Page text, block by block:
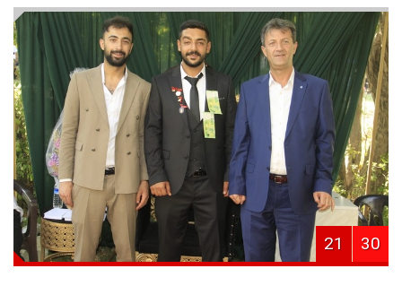
21 30